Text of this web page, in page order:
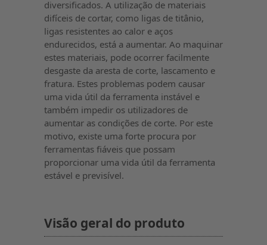
diversificados. A utilização de materiais
difíceis de cortar, como ligas de titânio,
ligas resistentes ao calor e aços
endurecidos, está a aumentar. Ao maquinar
estes materiais, pode ocorrer facilmente
desgaste da aresta de corte, lascamento e
fratura. Estes problemas podem causar
uma vida útil da ferramenta instável e
também impedir os utilizadores de
aumentar as condições de corte. Por este
motivo, existe uma forte procura por
ferramentas fiáveis que possam
proporcionar uma vida útil da ferramenta
estável e previsível.
Visão geral do produto